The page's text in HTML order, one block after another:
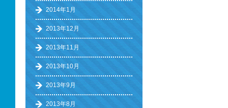
2014年1月
2013年12月
2013年11月
2013年10月
2013年9月
2013年8月